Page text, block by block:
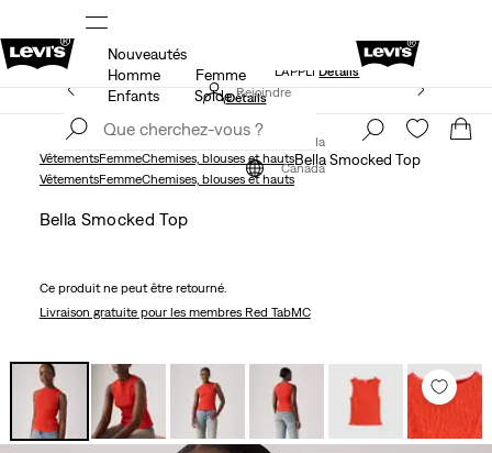
LE MEILLEUR DE LEVI'SMD – MAINTENANT DANS
L’APPLIDétails
Rejoindre
Canada
Nouveautés
Homme
Femme
Enfants
Solde
15 % DE RABAIS SUR VOTRE PREMIÈRE COMMANDE
Détails
maintenant
Canada
VêtementsFemmeChemises, blouses et hautsBella Smocked Top
VêtementsFemmeChemises, blouses et hauts
Bella Smocked Top
Ce produit ne peut être retourné.
Livraison gratuitepour les membres Red TabMC